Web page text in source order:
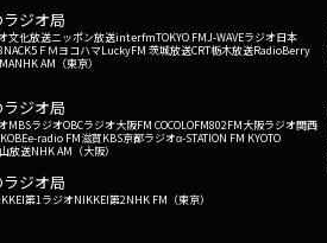
ジオ局
文化放送ニッポン放送interfmTOKYO FMJ-WAVEラジオ日本
NACK5 ＦＭヨコハマLuckyFM 茨城放送CRT栃木放送RadioBerry
NHK AM（東京）
ジオ局
MBSラジオOBCラジオ大阪FM COCOLOFM802FM大阪ラジオ関西
e-radio FM滋賀KBS京都ラジオα-STATION FM KYOTO
放送NHK AM（大阪）
ジオ局
第1ラジオNIKKEI第2NHK FM（東京）